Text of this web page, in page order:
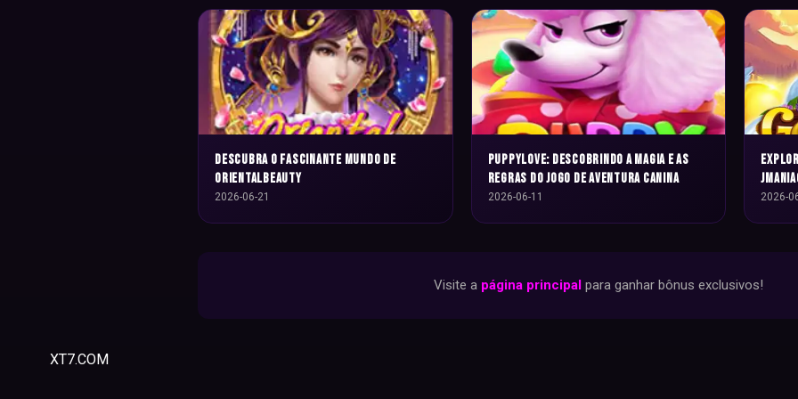
Descubra o Fascinante Mundo de
OrientalBeauty
2026-06-21
PuppyLove: Descobrindo a Magia e as
Regras do Jogo de Aventura Canina
2026-06-11 2026-
Visite a página principal para ganhar bônus exclusivos!
XT7.COM